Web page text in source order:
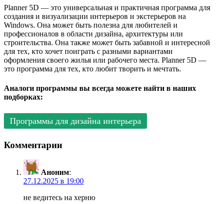
Planner 5D — это универсальная и практичная программа для
создания и визуализации интерьеров и экстерьеров на
Windows. Она может быть полезна для любителей и
профессионалов в области дизайна, архитектуры или
строительства. Она также может быть забавной и интересной
для тех, кто хочет поиграть с разными вариантами
оформления своего жилья или рабочего места. Planner 5D —
это программа для тех, кто любит творить и мечтать.
Аналоги программы вы всегда можете найти в наших
подборках:
Программы для дизайна интерьера
Комментарии
Аноним:
27.12.2025 в 19:00
не ведитесь на херню